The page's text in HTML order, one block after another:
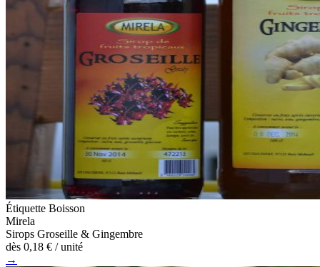
Étiquette Boisson
Mirela
Sirops Groseille & Gingembre
dès 0,18 € / unité
→